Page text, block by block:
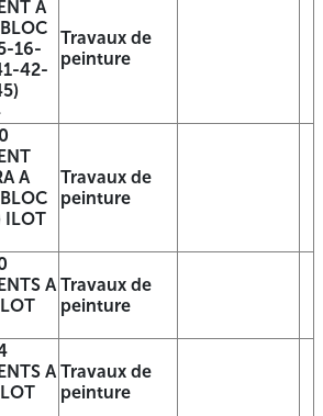
avec exigence de capacité minimale
du parc immobilier des
de Batna des cités, selon Les lots
Travaux de
Travaux de
A
16-
42-
Travaux de
peinture
A
ILOT
Travaux de
peinture
A Travaux de
peinture
A Travaux de
peinture